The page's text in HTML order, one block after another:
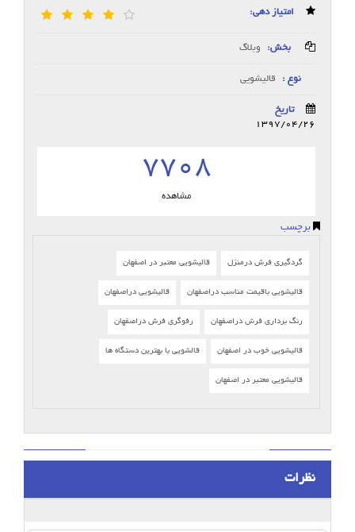
امتیاز دهی:
بخش: وبلاگ
نوع : قالیشویی
تاریخ
1397/04/26
7708
مشاهده
برچسب
گردگیری فرش درمنزل قالیشویی معتبر در اصفهان
قالیشویی باقیمت مناسب دراصفهان قالیشویی دراصفهان
رنگ برداری فرش دراصفهان رفوگری فرش دراصفهان
قالیشویی خوب در اصفهان قالشویی با بهترین دستگاه ها
قالیشویی معتبر در اصفهان
نظرات